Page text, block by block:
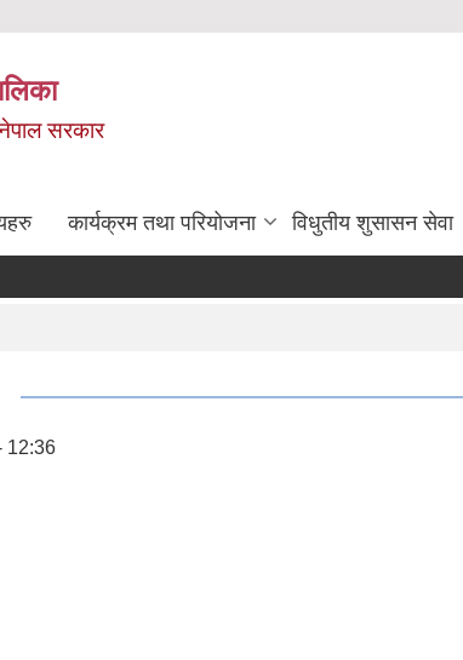
सरकार
कार्यक्रम तथा परियोजना विधुतीय शुसासन सेवा
12:36